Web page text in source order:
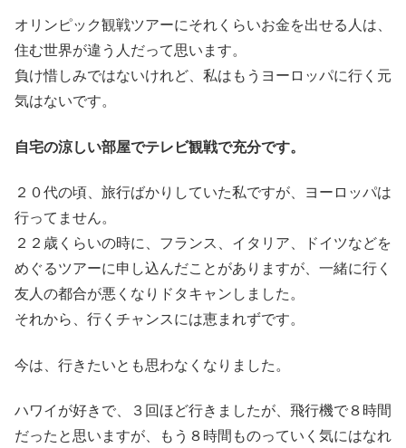
オリンピック観戦ツアーにそれくらいお金を出せる人は、
住む世界が違う人だって思います。
負け惜しみではないけれど、私はもうヨーロッパに行く元
気はないです。
自宅の涼しい部屋でテレビ観戦で充分です。
２０代の頃、旅行ばかりしていた私ですが、ヨーロッパは
行ってません。
２２歳くらいの時に、フランス、イタリア、ドイツなどを
めぐるツアーに申し込んだことがありますが、一緒に行く
友人の都合が悪くなりドタキャンしました。
それから、行くチャンスには恵まれずです。
今は、行きたいとも思わなくなりました。
ハワイが好きで、３回ほど行きましたが、飛行機で８時間
だったと思いますが、もう８時間ものっていく気にはなれ